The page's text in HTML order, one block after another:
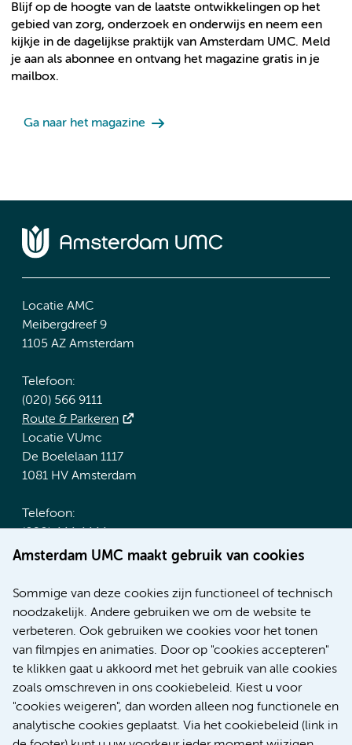
Amsterdam UMC maakt gebruik van cookies
Sommige van deze cookies zijn functioneel of technisch
noodzakelijk. Andere gebruiken we om de website te
verbeteren. Ook gebruiken we cookies voor het tonen
van filmpjes en animaties. Door op "cookies accepteren"
te klikken gaat u akkoord met het gebruik van alle cookies
zoals omschreven in ons cookiebeleid. Kiest u voor
"cookies weigeren", dan worden alleen nog functionele en
analytische cookies geplaatst. Via het cookiebeleid (link in
Blijf op de hoogte van de laatste ontwikkelingen op het
gebied van zorg, onderzoek en onderwijs en neem een
kijkje in de dagelijkse praktijk van Amsterdam UMC. Meld
je aan als abonnee en ontvang het magazine gratis in je
mailbox.
Ga naar het magazine
Locatie AMC
Meibergdreef 9
1105 AZ Amsterdam
Telefoon:
(020) 566 9111
Route & Parkeren
Locatie VUmc
De Boelelaan 1117
1081 HV Amsterdam
Telefoon:
(020) 444 4444
Route & Parkeren
Meer Amsterdam UMC websites:
Werken bij Amsterdam UMC
Over Amsterdam UMC
Nieuws
Research
Educatie Locatie VUmc